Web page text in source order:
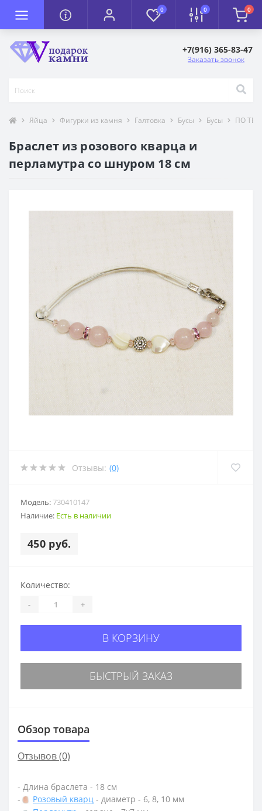
0 0 0
+7(916) 365-83-47
Заказать звонок
Яйца Фигурки из камня Галтовка Бусы Бусы ПО
Браслет из розового кварца и
перламутра со шнуром 18 см
Отзывы: (0)
Модель:730410147
Наличие: Есть в наличии
450 руб.
Количество:
- +
В КОРЗИНУ
БЫСТРЫЙ ЗАКАЗ
Обзор товара
Отзывов (0)
- Длина браслета - 18 см
-
Розовый кварц - диаметр - 6, 8, 10 мм